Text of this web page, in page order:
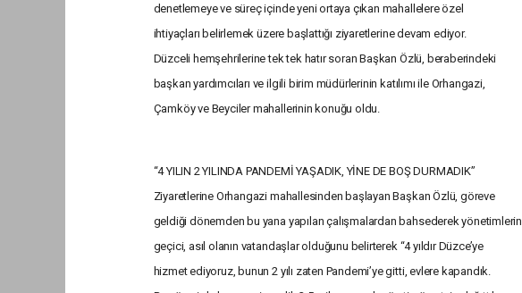
denetlemeye ve süreç içinde yeni ortaya çıkan mahallelere özel
ihtiyaçları belirlemek üzere başlattığı ziyaretlerine devam ediyor.
Düzceli hemşehrilerine tek tek hatır soran Başkan Özlü, beraberindeki
başkan yardımcıları ve ilgili birim müdürlerinin katılımı ile Orhangazi,
Çamköy ve Beyciler mahallerinin konuğu oldu.
“4 YILIN 2 YILINDA PANDEMİ YAŞADIK, YİNE DE BOŞ DURMADIK”
Ziyaretlerine Orhangazi mahallesinden başlayan Başkan Özlü, göreve
geldiği dönemden bu yana yapılan çalışmalardan bahsederek yönetimlerin
geçici, asıl olanın vatandaşlar olduğunu belirterek “4 yıldır Düzce’ye
hizmet ediyoruz, bunun 2 yılı zaten Pandemi’ye gitti, evlere kapandık.